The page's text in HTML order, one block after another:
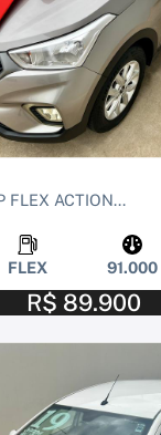
FLEX ACTION...
FLEX 91.000
R$ 89.900